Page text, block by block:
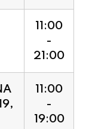
21:00
11:00
-
19:00